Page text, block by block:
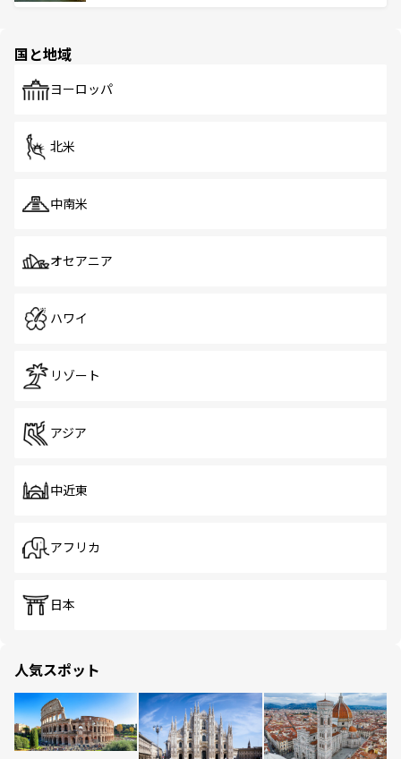
で、ホーカーズは地元の風情を楽しめる外せないスポット
国と地域
ヨーロッパ
北米
中南米
オセアニア
ハワイ
リゾート
アジア
中近東
アフリカ
日本
人気スポット